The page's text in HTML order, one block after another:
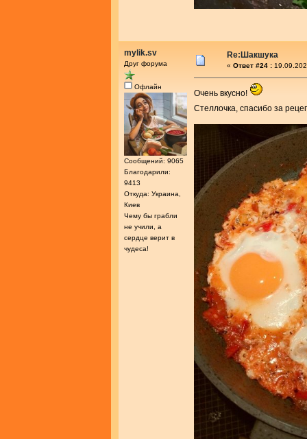
mylik.sv
Друг форума
Офлайн
Сообщений: 9065
Благодарили:
9413
Откуда: Украина,
Киев
Чему бы грабли
не учили, а
сердце верит в
чудеса!
Re:Шакшука
« Ответ #24 :
Очень вкусно!
Стеллочка, спасибо за